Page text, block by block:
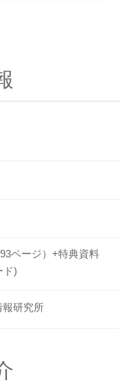
ページ）+特典資料
ド)
報研究所